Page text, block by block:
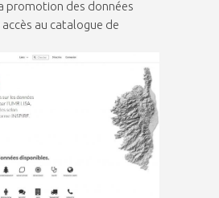
promotion des données
au catalogue de